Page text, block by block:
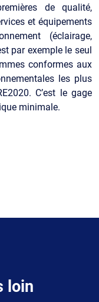
de qualité,
et équipements
(éclairage,
par exemple le seul
conformes aux
les plus
C’est le gage
minimale.
loin